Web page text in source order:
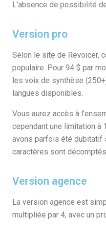
L’absence de possibilité
Version pro
Selon le site de Revoicer,
populaire. Pour 94 $ par
les voix de synthèse
langues disponibles.
Vous aurez accès à
cependant une limitation à
avons parfois été dubitatif
caractères sont
Version agence
La version agence est
multipliée par 4, avec un